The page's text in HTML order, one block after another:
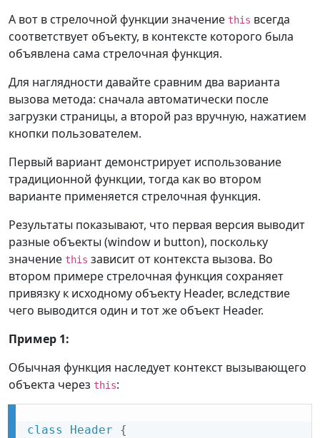
А вот в стрелочной функции значение this всегда
соответствует объекту, в контексте которого была
объявлена сама стрелочная функция.
Для наглядности давайте сравним два варианта
вызова метода: сначала автоматически после
загрузки страницы, а второй раз вручную, нажатием
кнопки пользователем.
Первый вариант демонстрирует использование
традиционной функции, тогда как во втором
варианте применяется стрелочная функция.
Результаты показывают, что первая версия выводит
разные объекты (window и button), поскольку
значение this зависит от контекста вызова. Во
втором примере стрелочная функция сохраняет
привязку к исходному объекту Header, вследствие
чего выводится один и тот же объект Header.
Пример 1:
Обычная функция наследует контекст вызывающего
объекта через this:
class Header
{